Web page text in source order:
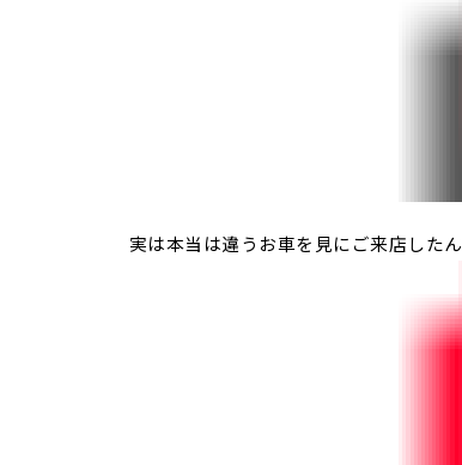
実は本当は違うお車を見にご来店した